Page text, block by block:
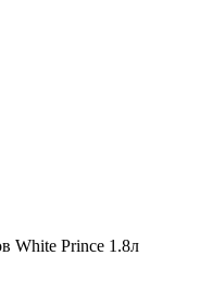
White Prince 1.8л